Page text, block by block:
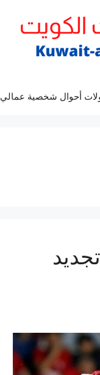
أحوال شخصية عمالي
الهيمان / 52520080 / تجديد